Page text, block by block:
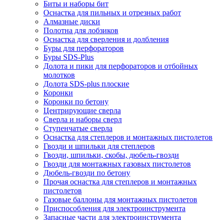
Биты и наборы бит
Оснастка для пильных и отрезных работ
Алмазные диски
Полотна для лобзиков
Оснастка для сверления и долбления
Буры для перфораторов
Буры SDS-Plus
Долота и пики для перфораторов и отбойных
молотков
Долота SDS-plus плоские
Коронки
Коронки по бетону
Центрирующие сверла
Сверла и наборы сверл
Ступенчатые сверла
Оснастка для степлеров и монтажных пистолетов
Гвозди и шпильки для степлеров
Гвозди, шпильки, скобы, дюбель-гвозди
Гвозди для монтажных газовых пистолетов
Дюбель-гвозди по бетону
Прочая оснастка для степлеров и монтажных
пистолетов
Газовые баллоны для монтажных пистолетов
Приспособления для электроинструмента
Запасные части для электроинструмента